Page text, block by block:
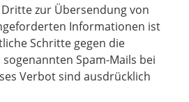
zur Übersendung von
Informationen ist
Schritte gegen die
Spam-Mails bei
Verbot sind ausdrücklich